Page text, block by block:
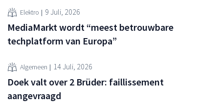
Elektro 9 Juli, 2026
MediaMarkt wordt “meest betrouwbare
techplatform van Europa”
Algemeen 14 Juli, 2026
Doek valt over 2 Brüder: faillissement
aangevraagd